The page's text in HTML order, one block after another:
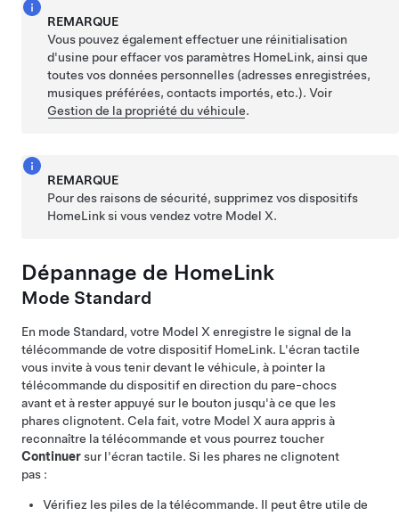
REMARQUE
Vous pouvez également effectuer une réinitialisation
d'usine pour effacer vos paramètres HomeLink, ainsi que
toutes vos données personnelles (adresses enregistrées,
musiques préférées, contacts importés, etc.). Voir
Gestion de la propriété du véhicule.
REMARQUE
Pour des raisons de sécurité, supprimez vos dispositifs
HomeLink si vous vendez votre Model X.
Dépannage de HomeLink
Mode Standard
En mode Standard, votre Model X enregistre le signal de la
télécommande de votre dispositif HomeLink. L'écran tactile
vous invite à vous tenir devant le véhicule, à pointer la
télécommande du dispositif en direction du pare-chocs
avant et à rester appuyé sur le bouton jusqu'à ce que les
phares clignotent. Cela fait, votre Model X aura appris à
reconnaître la télécommande et vous pourrez toucher
Continuersur l'écran tactile. Si les phares ne clignotent
pas :
Vérifiez les piles de la télécommande. Il peut être utile de